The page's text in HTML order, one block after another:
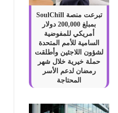
تبرعت منصة SoulChill
بمبلغ 200,000 دولار
أمريكي للمفوضية
السامية للأمم المتحدة
لشؤون اللاجئين وأطلقت
حملة خيرية خلال شهر
رمضان لدعم الأسر
المحتاجة